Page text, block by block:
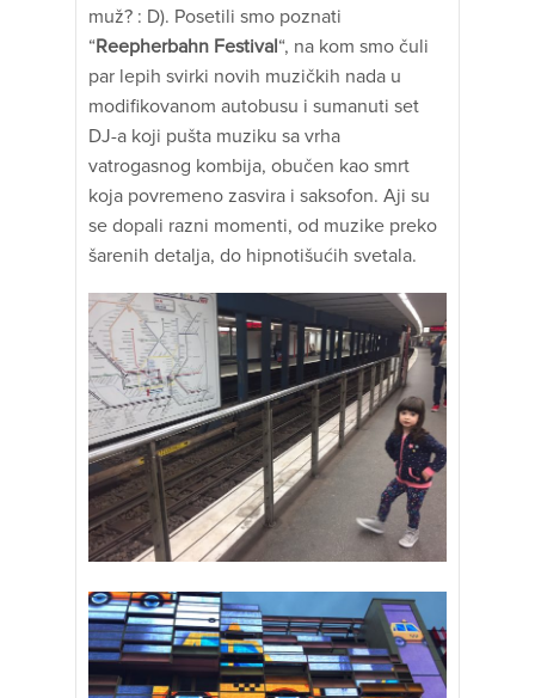
muž? : D). Posetili smo poznati
“Reepherbahn Festival“, na kom smo čuli
par lepih svirki novih muzičkih nada u
modifikovanom autobusu i sumanuti set
DJ-a koji pušta muziku sa vrha
vatrogasnog kombija, obučen kao smrt
koja povremeno zasvira i saksofon. Aji su
se dopali razni momenti, od muzike preko
šarenih detalja, do hipnotišućih svetala.